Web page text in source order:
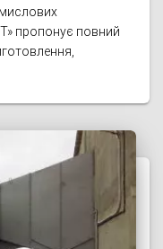
пропонує повний